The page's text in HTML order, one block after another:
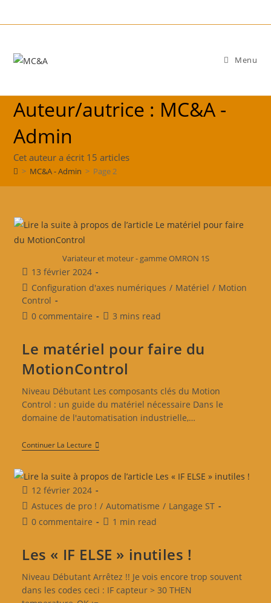
Menu
Auteur/autrice : MC&A -
Admin
Cet auteur a écrit 15 articles
> MC&A - Admin > Page 2
Variateur et moteur - gamme OMRON 1S
13 février 2024
Configuration d'axes numériques / Matériel / Motion
Control
0 commentaire
3 mins read
Le matériel pour faire du
MotionControl
Niveau Débutant Les composants clés du Motion
Control : un guide du matériel nécessaire Dans le
domaine de l'automatisation industrielle,…
Continuer La Lecture
12 février 2024
Astuces de pro ! / Automatisme / Langage ST
0 commentaire
1 min read
Les « IF ELSE » inutiles !
Niveau Débutant Arrêtez !! Je vois encore trop souvent
dans les codes ceci : IF capteur > 30 THEN